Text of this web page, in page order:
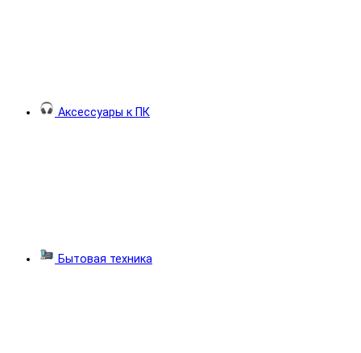
Аксессуары к ПК
Бытовая техника